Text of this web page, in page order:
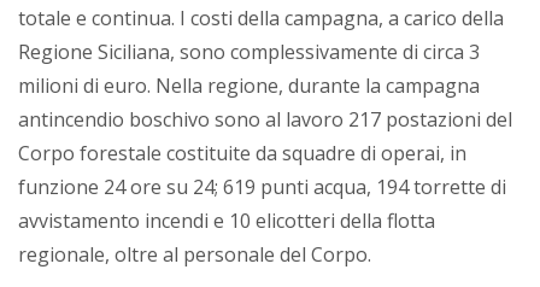
totale e continua. I costi della campagna, a carico della
Regione Siciliana, sono complessivamente di circa 3
milioni di euro. Nella regione, durante la campagna
antincendio boschivo sono al lavoro 217 postazioni del
Corpo forestale costituite da squadre di operai, in
funzione 24 ore su 24; 619 punti acqua, 194 torrette di
avvistamento incendi e 10 elicotteri della flotta
regionale, oltre al personale del Corpo.